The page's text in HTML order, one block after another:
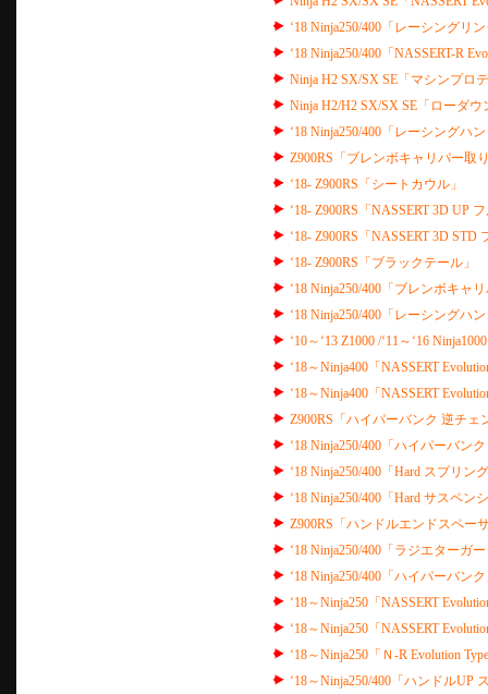
‘18 Ninja250/400「レーシングリ
‘18 Ninja250/400「NASSERT-R
Ninja H2 SX/SX SE「マシンプロ
Ninja H2/H2 SX/SX SE「ローダウ
‘18 Ninja250/400「レーシングハ
Z900RS「ブレンボキャリパー取
‘18- Z900RS「シートカウル」
‘18- Z900RS「NASSERT 3D UP
‘18- Z900RS「NASSERT 3D
‘18- Z900RS「ブラックテール」
‘18 Ninja250/400「ブレンボキャ
‘18 Ninja250/400「レーシングハ
‘10～‘13 Z1000 /‘11～‘16
‘18～Ninja400「NASSERT
‘18～Ninja400「NASSERT
Z900RS「ハイパーバンク 逆チェ
‘18 Ninja250/400「ハイパーバン
‘18 Ninja250/400「Hard スプリン
‘18 Ninja250/400「Hard サスペ
Z900RS「ハンドルエンドスペー
‘18 Ninja250/400「ラジエターガ
‘18 Ninja250/400「ハイパーバン
‘18～Ninja250「NASSERT
‘18～Ninja250「NASSERT
‘18～Ninja250「Ｎ-R Evolution
‘18～Ninja250/400「ハンドルUP